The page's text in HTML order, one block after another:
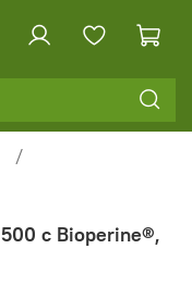
с Bioperine®,